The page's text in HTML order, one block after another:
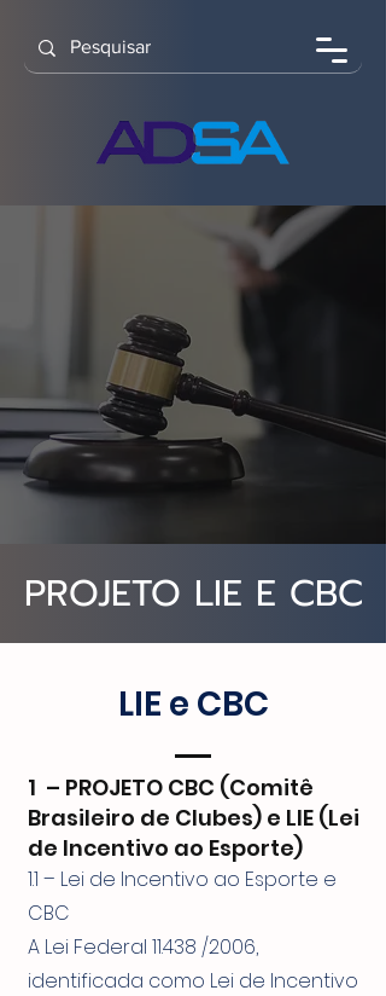
PROJETO LIE E CBC
LIE e CBC
1 – PROJETO CBC (Comitê
Brasileiro de Clubes) e LIE (Lei
de Incentivo ao Esporte)
1.1 – Lei de Incentivo ao Esporte e
CBC
A Lei Federal 11.438 /2006,
identificada como Lei de Incentivo